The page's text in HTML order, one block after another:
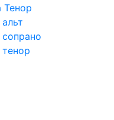
Тенор